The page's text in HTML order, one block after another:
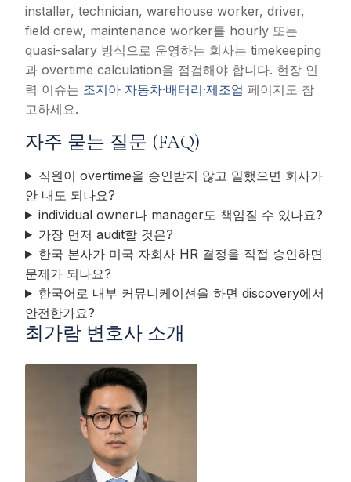
installer, technician, warehouse worker, driver,
field crew, maintenance worker를 hourly 또는
quasi-salary 방식으로 운영하는 회사는 timekeeping
과 overtime calculation을 점검해야 합니다. 현장 인
력 이슈는 조지아 자동차·배터리·제조업 페이지도 참
고하세요.
자주 묻는 질문 (FAQ)
직원이 overtime을 승인받지 않고 일했으면 회사가
안 내도 되나요?
individual owner나 manager도 책임질 수 있나요?
가장 먼저 audit할 것은?
한국 본사가 미국 자회사 HR 결정을 직접 승인하면
문제가 되나요?
한국어로 내부 커뮤니케이션을 하면 discovery에서
안전한가요?
최가람 변호사 소개